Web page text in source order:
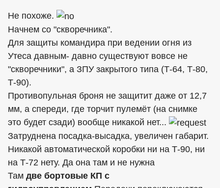
Не похоже.
Начнем со "скворечника".
Для защиты командира при ведении огня из
Утеса давным- давно существуют вовсе не
"скворечники", а ЗПУ закрытого типа (Т-64, Т-80,
Т-90).
Противопульная броня не защитит даже от 12,7
мм, а спереди, где торчит пулемёт (на снимке
это будет сзади) вообще никакой нет...
Затруднена посадка-высадка, увеличен габарит.
Никакой автоматической коробки ни на Т-90, ни
на Т-72 нету. Да она там и не нужна
Там две бортовые КП с